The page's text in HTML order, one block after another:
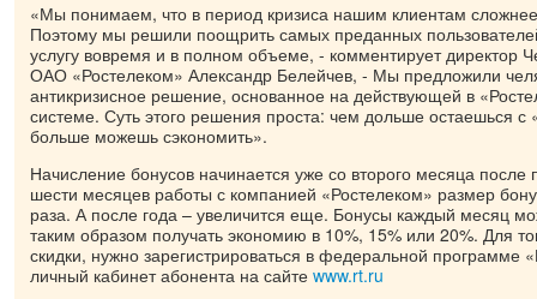
«Мы понимаем, что в период кризиса нашим клиентам сложнее
Поэтому мы решили поощрить самых преданных
услугу вовремя и в полном объеме, - комментирует директор
ОАО «Ростелеком» Александр Белейчев, - Мы предложили
антикризисное решение, основанное на действующей в
системе. Суть этого решения проста: чем дольше остаешься с
больше можешь сэкономить».
Начисление бонусов начинается уже со второго месяца
шести месяцев работы с компанией «Ростелеком» размер
раза. А после года – увеличится еще. Бонусы каждый месяц
таким образом получать экономию в 10%, 15% или 20%. Для
скидки, нужно зарегистрироваться в федеральной программе
личный кабинет абонента на сайте www.rt.ru